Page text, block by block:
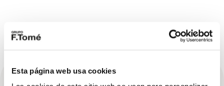
Esta página web usa cookies